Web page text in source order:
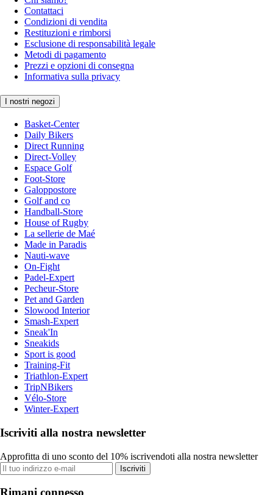
Contattaci
Condizioni di vendita
Restituzioni e rimborsi
Esclusione di responsabilità legale
Metodi di pagamento
Prezzi e opzioni di consegna
Informativa sulla privacy
I nostri negozi
Basket-Center
Daily Bikers
Direct Running
Direct-Volley
Espace Golf
Foot-Store
Galoppostore
Golf and co
Handball-Store
House of Rugby
La sellerie de Maé
Made in Paradis
Nauti-wave
On-Fight
Padel-Expert
Pecheur-Store
Pet and Garden
Slowood Interior
Smash-Expert
Sneak'In
Sneakids
Sport is good
Training-Fit
Triathlon-Expert
TripNBikers
Vélo-Store
Winter-Expert
Iscriviti alla nostra newsletter
Approfitta di uno sconto del 10% iscrivendoti alla nostra newsletter
Iscriviti